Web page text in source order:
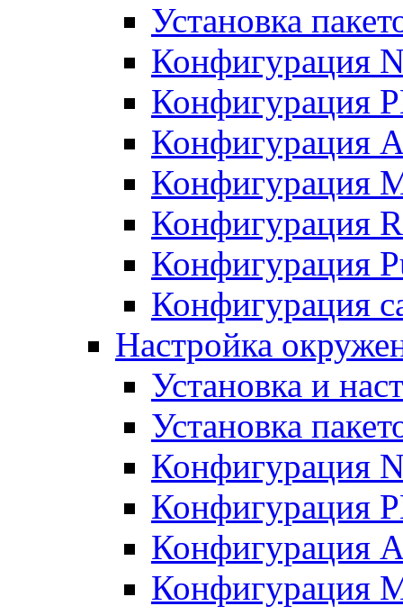
Установка
Конфигурация
Конфигурация
Конфигурация
Конфигурация
Конфигурация
Конфигурация
Конфигурация
Настройка
Установка и
Установка
Конфигурация
Конфигурация
Конфигурация
Конфигурация